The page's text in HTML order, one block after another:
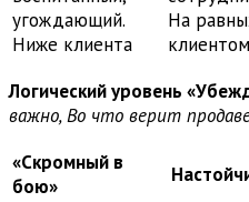
угождающий.
Ниже клиента
На
клиентом
Логический уровень
важно, Во что верит
«Скромный в
бою»